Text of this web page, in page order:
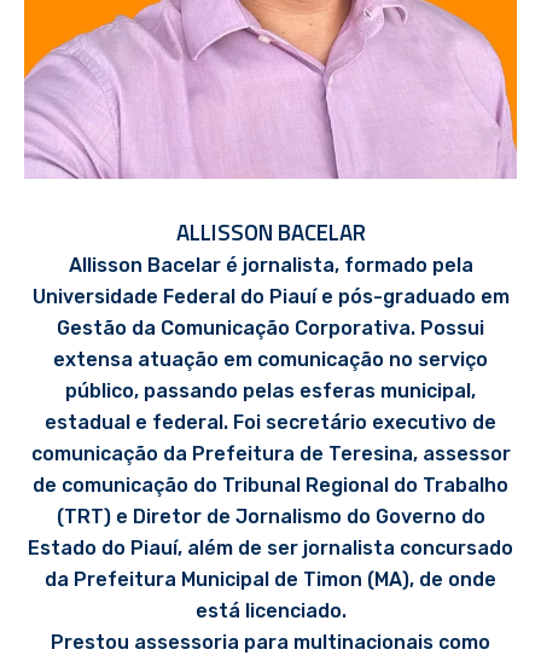
ALLISSON BACELAR
Allisson Bacelar é jornalista, formado pela
Universidade Federal do Piauí e pós-graduado em
Gestão da Comunicação Corporativa. Possui
extensa atuação em comunicação no serviço
público, passando pelas esferas municipal,
estadual e federal. Foi secretário executivo de
comunicação da Prefeitura de Teresina, assessor
de comunicação do Tribunal Regional do Trabalho
(TRT) e Diretor de Jornalismo do Governo do
Estado do Piauí, além de ser jornalista concursado
da Prefeitura Municipal de Timon (MA), de onde
está licenciado.
Prestou assessoria para multinacionais como